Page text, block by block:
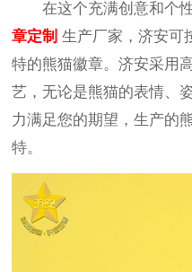
在这个充满创意和个
章定制 生产厂家，济安可
特的熊猫徽章。济安采用
艺，无论是熊猫的表情、
力满足您的期望，生产的
特。